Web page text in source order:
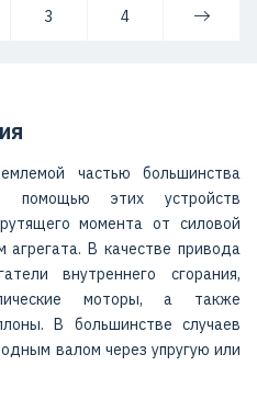
3 4
частью большинства
этих устройств
момента от силовой
агрегата. В качестве привода
внутреннего сгорания,
моторы, а также
В большинстве случаев
валом через упругую или